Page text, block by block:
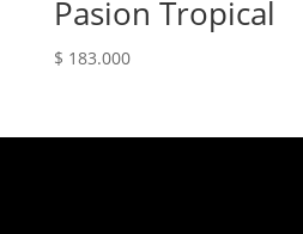
Pasion Tropical
$ 183.000